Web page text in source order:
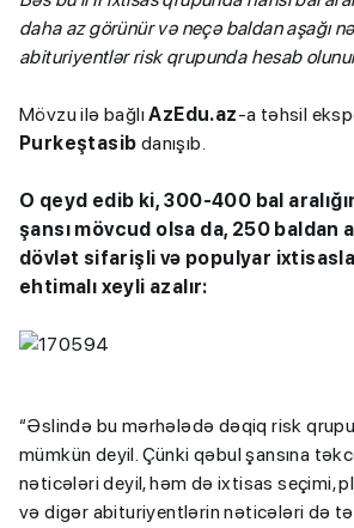
daha az görünür və neçə baldan aşağı
abituriyentlər risk qrupunda hesab
Mövzu ilə bağlıAzEdu.az-a təhsil
Purkeştasib danışıb.
O qeyd edib ki, 300-400 bal
şansı mövcud olsa da, 250 baldan
dövlət sifarişli və populyar
ehtimalı xeyli azalır:
“Əslində bu mərhələdə dəqiq risk qrupu
mümkün deyil. Çünki qəbul şansına
nəticələri deyil, həm də ixtisas seçimi,
və digər abituriyentlərin nəticələri də